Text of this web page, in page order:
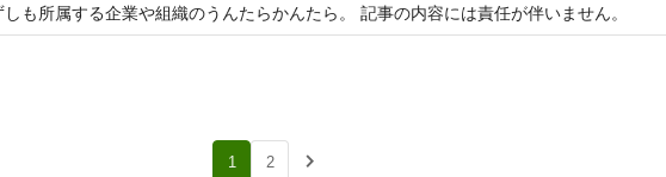
も所属する企業や組織のうんたらかんたら。 記事の内容には責任が伴いません。
1 2 navigate_next